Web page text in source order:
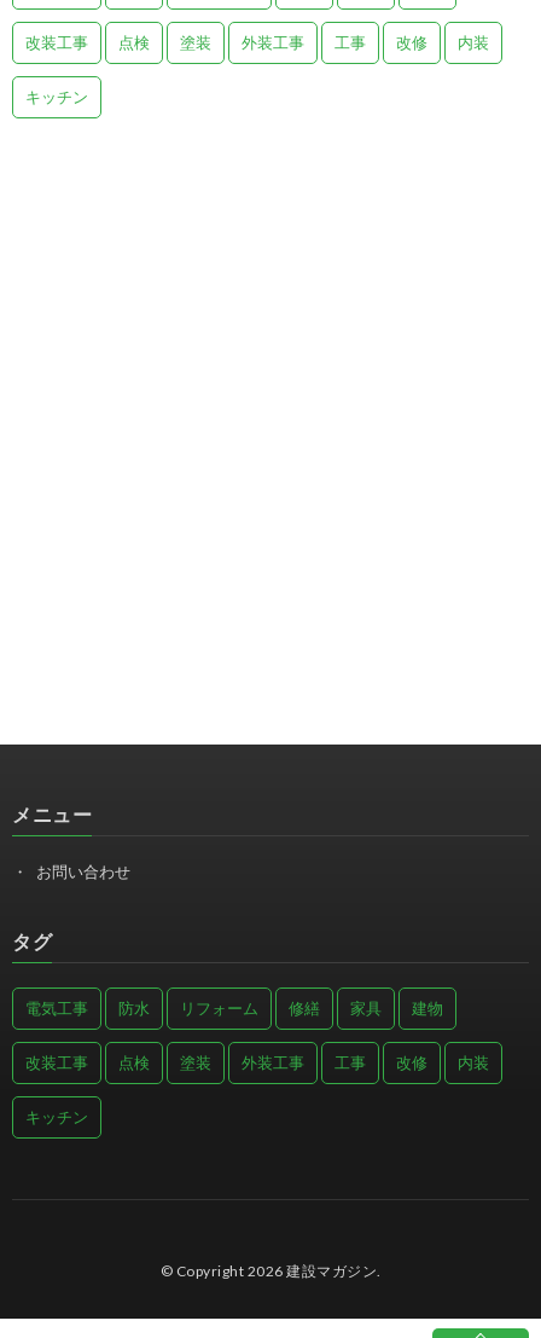
改装工事 点検 塗装 外装工事 工事 改修 内装
キッチン
メニュー
お問い合わせ
タグ
電気工事 防水 リフォーム 修繕 家具 建物
改装工事 点検 塗装 外装工事 工事 改修 内装
キッチン
© Copyright 2026 建設マガジン.